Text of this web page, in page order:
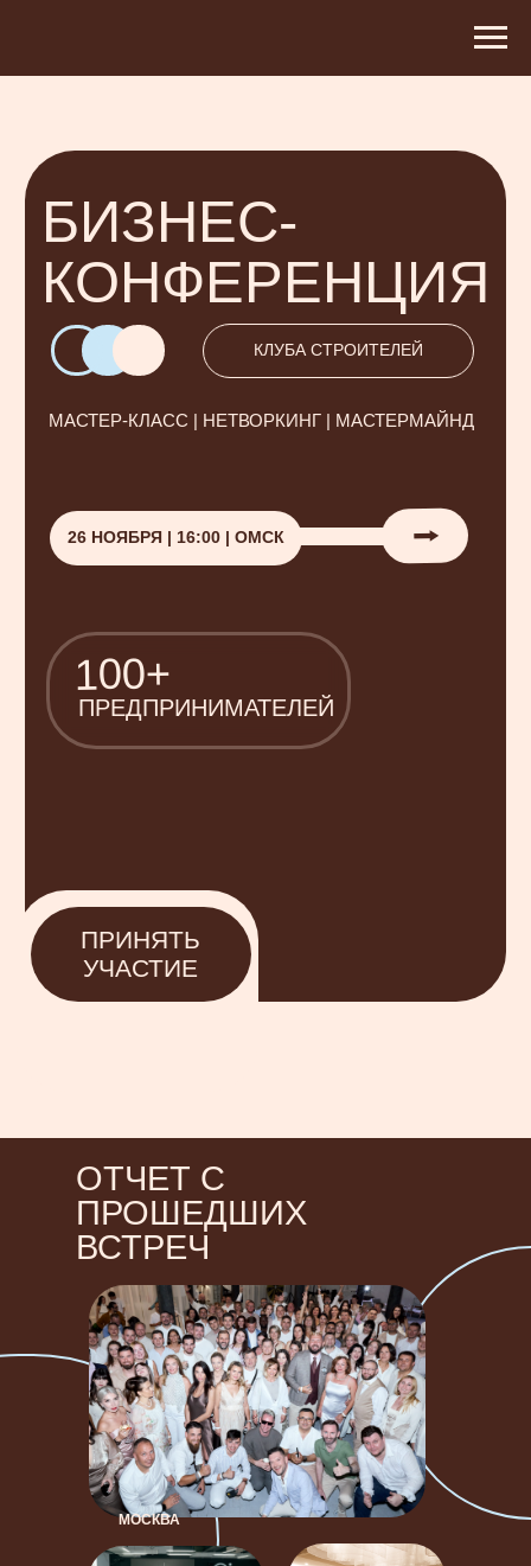
БИЗНЕС-
КОНФЕРЕНЦИЯ
МАСТЕР-КЛАСС | НЕТВОРКИНГ | МАСТЕРМАЙНД
⭢
ПРИНЯТЬ
УЧАСТИЕ
ОТЧЕТ С
ПРОШЕДШИХ
ВСТРЕЧ
МОСКВА